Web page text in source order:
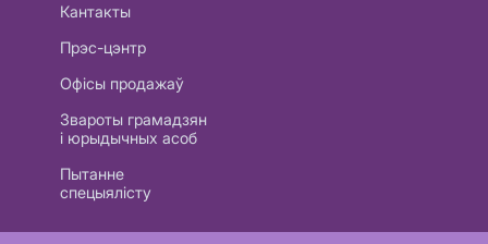
Кантакты
Прэс-цэнтр
Офісы продажаў
Звароты грамадзян
і юрыдычных асоб
Пытанне
спецыялісту